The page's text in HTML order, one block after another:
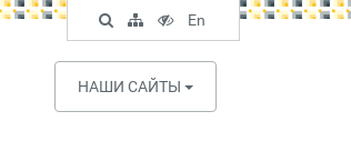
НАШИ САЙТЫ
Поиск
по
сайту
Карта
сайта
Версия
для
слабовидящих
En
English